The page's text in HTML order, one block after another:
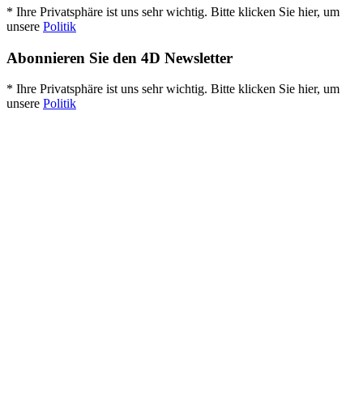
* Ihre Privatsphäre ist uns sehr wichtig. Bitte klicken Sie hier, um
unsere Politik
Abonnieren Sie den 4D Newsletter
* Ihre Privatsphäre ist uns sehr wichtig. Bitte klicken Sie hier, um
unsere Politik